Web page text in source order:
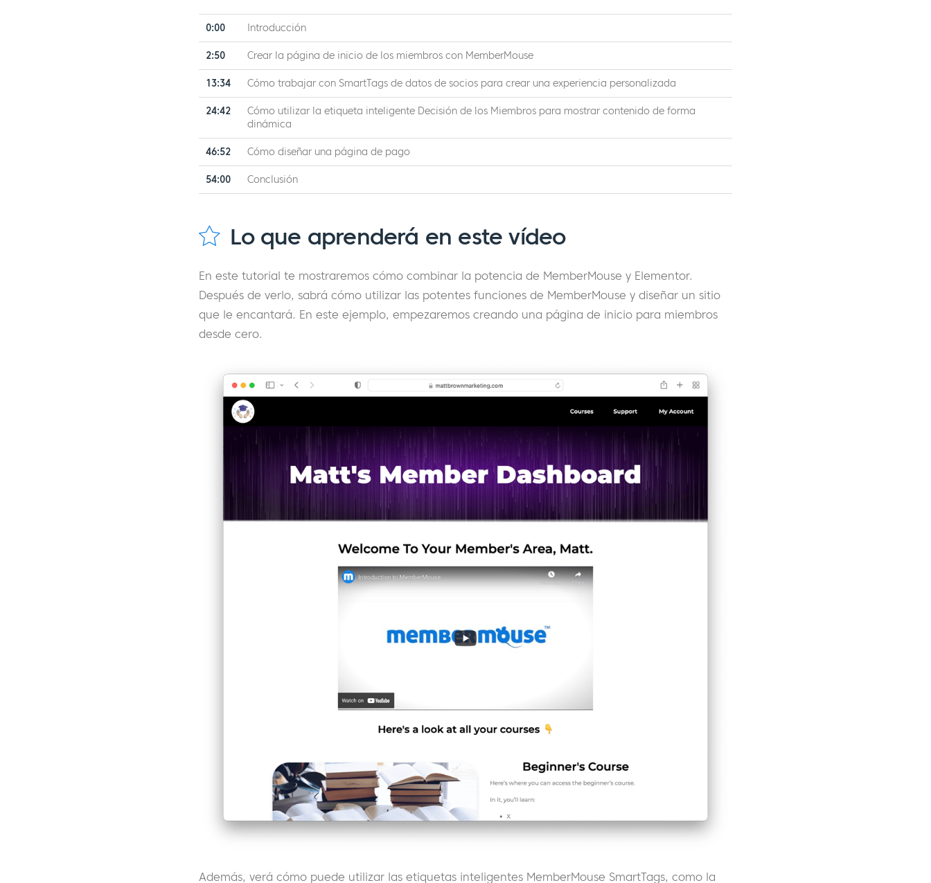
0:00 Introducción
2:50 Crear la página de inicio de los miembros con MemberMouse
13:34 Cómo trabajar con SmartTags de datos de socios para crear una experiencia personalizada
24:42
Cómo utilizar la etiqueta inteligente Decisión de los Miembros para mostrar contenido de forma
dinámica
46:52 Cómo diseñar una página de pago
54:00 Conclusión
Lo que aprenderá en este vídeo
En este tutorial te mostraremos cómo combinar la potencia de MemberMouse y Elementor.
Después de verlo, sabrá cómo utilizar las potentes funciones de MemberMouse y diseñar un sitio
que le encantará. En este ejemplo, empezaremos creando una página de inicio para miembros
desde cero.
Además, verá cómo puede utilizar las etiquetas inteligentes MemberMouse SmartTags, como la